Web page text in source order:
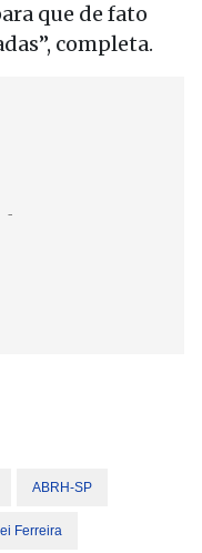
que de fato
completa.
ABRH-SP
Ferreira